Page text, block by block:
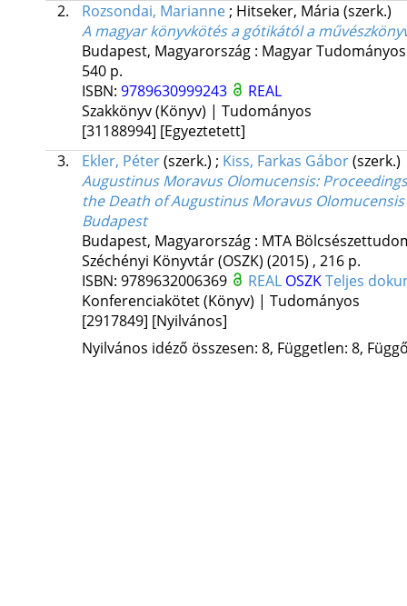
2.
Rozsondai, Marianne; Hitseker, Mária (szerk.)
A magyar könyvkötés a gótikától a
Budapest, Magyarország : Magyar
540 p.
ISBN: 9789630999243
REAL
Szakkönyv (Könyv) | Tudományos
[31188994] [Egyeztetett]
3.
Ekler, Péter(szerk.) ; Kiss, Farkas Gábor(szerk.)
Augustinus Moravus Olomucensis:
the Death of Augustinus Moravus
Budapest
Budapest, Magyarország : MTA
Széchényi Könyvtár (OSZK) (2015) , 216 p.
ISBN: 9789632006369 REAL OSZKTeljes
Konferenciakötet (Könyv) | Tudományos
[2917849] [Nyilvános]
Nyilvános idéző összesen: 8, Független: 8,